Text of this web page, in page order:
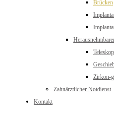
Brücken
Zirkon-
Zahnärztlicher Notdienst
Kontakt